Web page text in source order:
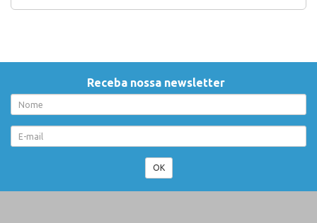
Receba nossa newsletter
OK